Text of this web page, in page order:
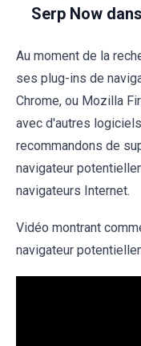
Serp Now
Au moment de la
ses plug-ins de
Chrome, ou Mozilla
avec d'autres
recommandons de
navigateur
navigateurs Internet.
Vidéo montrant
navigateur